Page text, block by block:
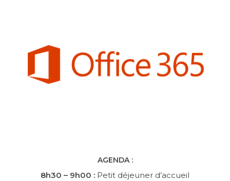
AGENDA :
8h30 – 9h00 : Petit déjeuner d’accueil